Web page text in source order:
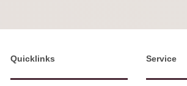
Quicklinks Service